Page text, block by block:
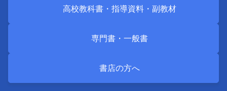
高校教科書・ 指導資料・ 副教材
専門書・ 一般書
書店の方へ